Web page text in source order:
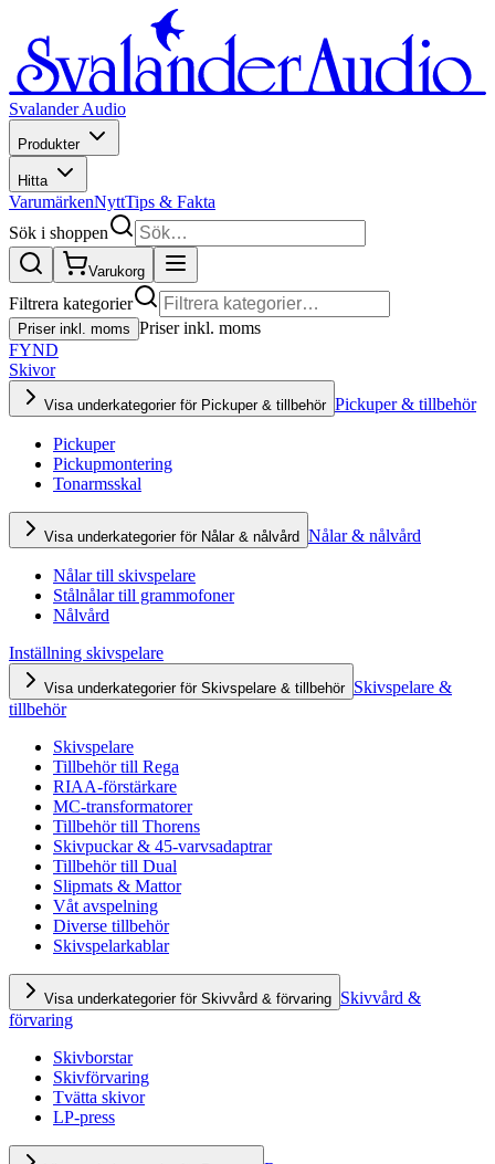
Svalander Audio
Produkter
Hitta
VarumärkenNyttTips & Fakta
Sök i shoppen
Varukorg
Filtrera kategorier
Priser inkl. moms Priser inkl. moms
FYND
Skivor
Visa underkategorier för Pickuper & tillbehör Pickuper & tillbehör
Pickuper
Pickupmontering
Tonarmsskal
Visa underkategorier för Nålar & nålvård Nålar & nålvård
Nålar till skivspelare
Stålnålar till grammofoner
Nålvård
Inställning skivspelare
Visa underkategorier för Skivspelare & tillbehör Skivspelare &
tillbehör
Skivspelare
Tillbehör till Rega
RIAA-förstärkare
MC-transformatorer
Tillbehör till Thorens
Skivpuckar & 45-varvsadaptrar
Tillbehör till Dual
Slipmats & Mattor
Våt avspelning
Diverse tillbehör
Skivspelarkablar
Visa underkategorier för Skivvård & förvaring Skivvård &
förvaring
Skivborstar
Skivförvaring
Tvätta skivor
LP-press